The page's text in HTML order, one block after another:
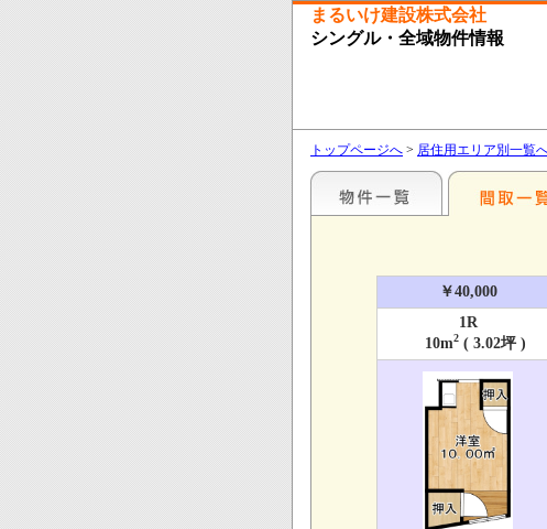
まるいけ建設株式会社
シングル・全域物件情報
トップページへ > 居住用エリア別一覧
￥40,000
1R
10m2 ( 3.02坪 )